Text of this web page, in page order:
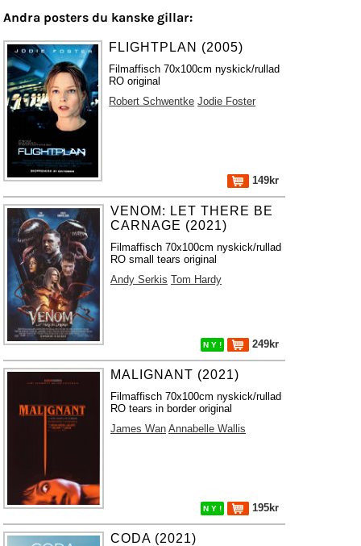
Andra posters du kanske gillar:
FLIGHTPLAN (2005)
Filmaffisch 70x100cm nyskick/rullad
RO original
Robert Schwentke Jodie Foster
149kr
VENOM: LET THERE BE
CARNAGE (2021)
Filmaffisch 70x100cm nyskick/rullad
RO small tears original
Andy Serkis Tom Hardy
N Y ! 249kr
MALIGNANT (2021)
Filmaffisch 70x100cm nyskick/rullad
RO tears in border original
James Wan Annabelle Wallis
N Y ! 195kr
CODA (2021)